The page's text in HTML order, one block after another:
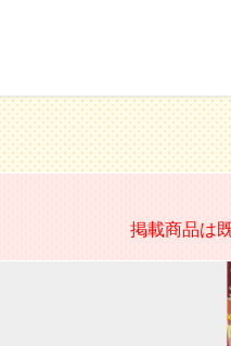
掲載商品は